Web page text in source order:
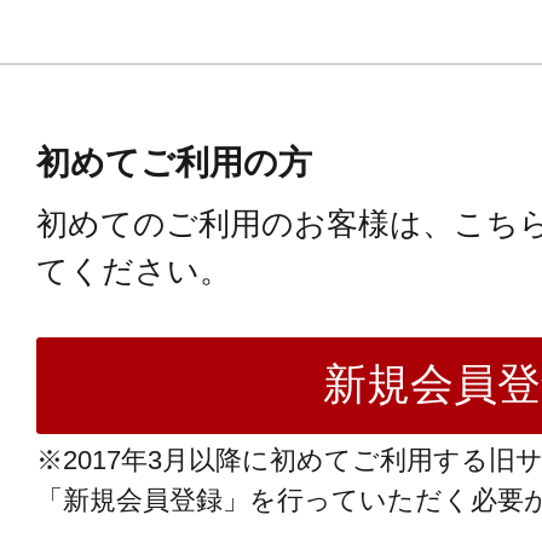
初めてご利用の方
初めてのご利用のお客様は、こち
てください。
※2017年3月以降に初めてご利用する旧
「新規会員登録」を行っていただく必要